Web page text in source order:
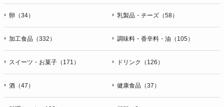
卵（34） 乳製品・チーズ（58）
加工食品（332） 調味料・香辛料・油（105）
スイーツ・お菓子（171） ドリンク（126）
酒（47） 健康食品（37）